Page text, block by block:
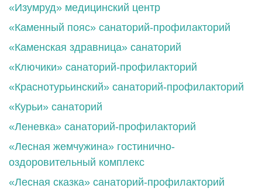
«Изумруд» медицинский центр
«Каменный пояс» санаторий-профилакторий
«Каменская здравница» санаторий
«Ключики» санаторий-профилакторий
«Краснотурьинский» санаторий-профилакторий
«Курьи» санаторий
«Леневка» санаторий-профилакторий
«Лесная жемчужина» гостинично-
оздоровительный комплекс
«Лесная сказка» санаторий-профилакторий